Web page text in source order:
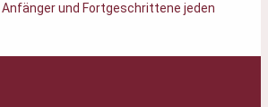
und Fortgeschrittene jeden